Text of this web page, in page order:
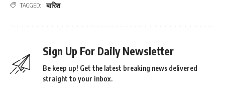
TAGGED: बारिश
Sign Up For Daily Newsletter
Be keep up! Get the latest breaking news delivered
straight to your inbox.